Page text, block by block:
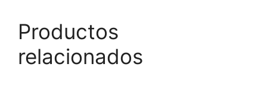
Productos
relacionados